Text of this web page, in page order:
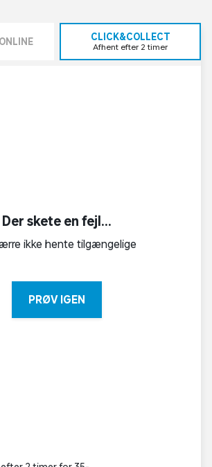
CLICK&COLLECT
Afhent efter 2 timer
Der skete en fejl...
ikke hente tilgængelige
PRØV IGEN